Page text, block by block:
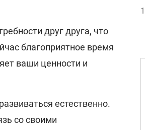
друг друга, что
благоприятное время
ваши ценности и
естественно.
со своими